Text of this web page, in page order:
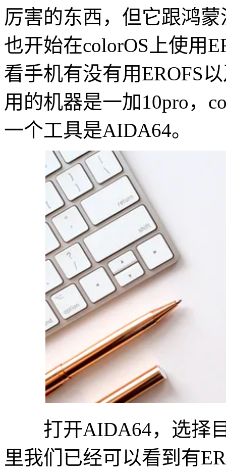
厉害的东西，但它跟鸿
也开始在colorOS上使用
看手机有没有用EROFS
用的机器是一加10pro，
一个工具是AIDA64。
打开AIDA64，选择目
里我们已经可以看到有